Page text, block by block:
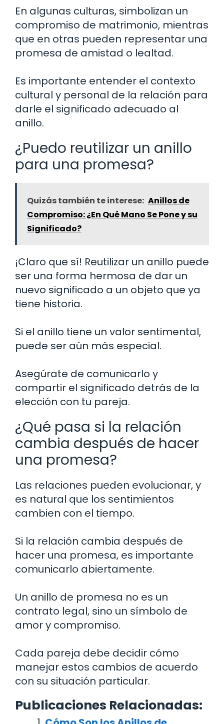
En algunas culturas, simbolizan un
compromiso de matrimonio, mientras
que en otras pueden representar una
promesa de amistad o lealtad.
Es importante entender el contexto
cultural y personal de la relación para
darle el significado adecuado al
anillo.
¿Puedo reutilizar un anillo
para una promesa?
Quizás también te interese: Anillos de
Compromiso: ¿En Qué Mano Se Pone y su
Significado?
¡Claro que sí! Reutilizar un anillo puede
ser una forma hermosa de dar un
nuevo significado a un objeto que ya
tiene historia.
Si el anillo tiene un valor sentimental,
puede ser aún más especial.
Asegúrate de comunicarlo y
compartir el significado detrás de la
elección con tu pareja.
¿Qué pasa si la relación
cambia después de hacer
una promesa?
Las relaciones pueden evolucionar, y
es natural que los sentimientos
cambien con el tiempo.
Si la relación cambia después de
hacer una promesa, es importante
comunicarlo abiertamente.
Un anillo de promesa no es un
contrato legal, sino un símbolo de
amor y compromiso.
Cada pareja debe decidir cómo
manejar estos cambios de acuerdo
con su situación particular.
Publicaciones Relacionadas: